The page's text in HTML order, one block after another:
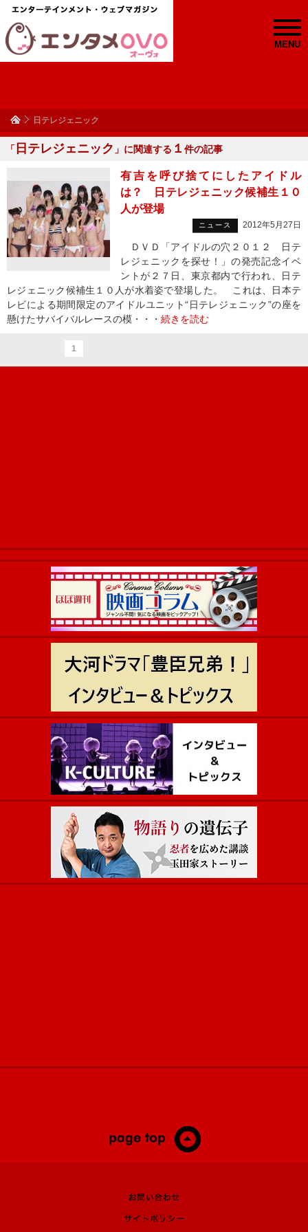
MENU
日テレジェニック
「 日テレジェニック 」に関連する １ 件の記事
有吉を呼び捨てにしたアイドル
は？ 日テレジェニック候補生１０
人が登場
ニュース 2012年5月27日
ＤＶＤ「アイドルの穴２０１２ 日テ
レジェニックを探せ！」の発売記念イベ
ントが２７日、東京都内で行われ、日テ
レジェニック候補生１０人が水着姿で登場した。 これは、日本テ
レビによる期間限定のアイドルユニット“日テレジェニック”の座を
懸けたサバイバルレースの模・・・ 続きを読む
1